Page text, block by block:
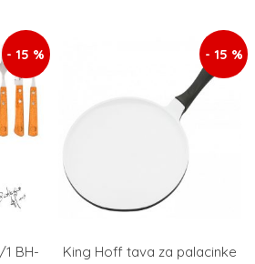
- 15 %
BH-
- 15 %
King Hoff tava za palacinke